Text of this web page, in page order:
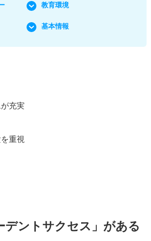
教育環境
基本情報
充実
重視
デントサクセス」がある